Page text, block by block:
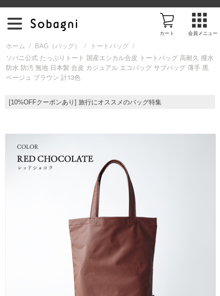
ア
カート 会員メニュー
ホーム / BAG（バッグ） / トートバッグ /
ソバニ公式 たっぷりトート 国産エシカル合皮 トートバッグ 高耐久 撥水
防水 防汚 無地 日本製 合皮 カジュアル エコバッグ サブバッグ 薄手 黒
ベージュ ブラウン 計13色
[10%OFFクーポンあり] 旅行にオススメのバッグ特集